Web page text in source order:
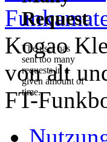
Kogao
von alt
FT-